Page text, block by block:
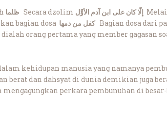
Secara dzolim
bagian dosa كفل من دمها Bagian dosa dari
dialah orang pertama yang member gagasan
kehidupan manusia yang namanya
berat dan dahsyat di dunia demikian juga
mengagungkan perkara pembunuhan di